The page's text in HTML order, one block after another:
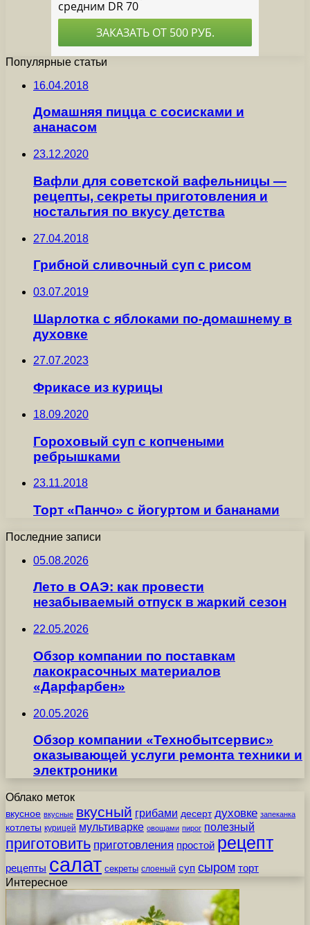
Популярные статьи
16.04.2018
Домашняя пицца с сосисками и
ананасом
23.12.2020
Вафли для советской вафельницы —
рецепты, секреты приготовления и
ностальгия по вкусу детства
27.04.2018
Грибной сливочный суп с рисом
03.07.2019
Шарлотка с яблоками по-домашнему в
духовке
27.07.2023
Фрикасе из курицы
18.09.2020
Гороховый суп с копчеными
ребрышками
23.11.2018
Торт «Панчо» с йогуртом и бананами
Последние записи
05.08.2026
Лето в ОАЭ: как провести
незабываемый отпуск в жаркий сезон
22.05.2026
Обзор компании по поставкам
лакокрасочных материалов
«Дарфарбен»
20.05.2026
Обзор компании «Технобытсервис»
оказывающей услуги ремонта техники и
электроники
Облако меток
вкусное вкусные вкусный грибами десерт духовке запеканка
котлеты курицей мультиварке овощами пирог полезный
приготовить приготовления простой рецепт
рецепты салат секреты слоеный суп сыром торт
Интересное